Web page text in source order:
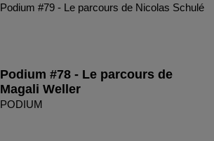
Podium #79 - Le parcours de Nicolas Schulé
Podium #78 - Le parcours de
Magali Weller
PODIUM